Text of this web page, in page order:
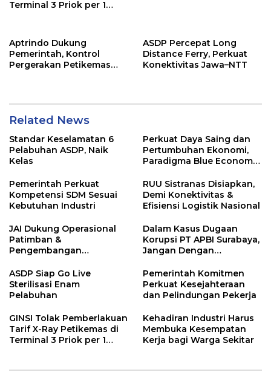
Terminal 3 Priok per 1
Aptrindo Dukung
Pemerintah, Kontrol
Pergerakan Petikemas
ASDP Percepat Long
Distance Ferry, Perkuat
Konektivitas Jawa–NTT
Related News
Standar Keselamatan 6
Pelabuhan ASDP, Naik
Kelas
Perkuat Daya Saing dan
Pertumbuhan Ekonomi,
Paradigma Blue Economy
Pemerintah Perkuat
Kompetensi SDM Sesuai
Kebutuhan Industri
RUU Sistranas Disiapkan,
Demi Konektivitas &
Efisiensi Logistik Nasional
JAI Dukung Operasional
Patimban &
Pengembangan
Nasional
Dalam Kasus Dugaan
Korupsi PT APBI Surabaya,
Jangan Dengan
ASDP Siap Go Live
Sterilisasi Enam
Pelabuhan
Pemerintah Komitmen
Perkuat Kesejahteraan
dan Pelindungan Pekerja
GINSI Tolak Pemberlakuan
Tarif X-Ray Petikemas di
Terminal 3 Priok per 1
Kehadiran Industri Harus
Membuka Kesempatan
Kerja bagi Warga Sekitar